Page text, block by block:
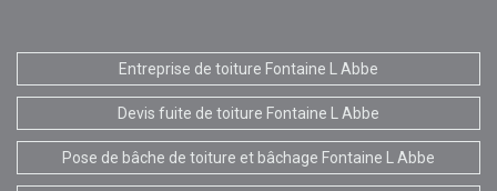
Entreprise de toiture Fontaine L Abbe
Devis fuite de toiture Fontaine L Abbe
Pose de bâche de toiture et bâchage Fontaine L Abbe